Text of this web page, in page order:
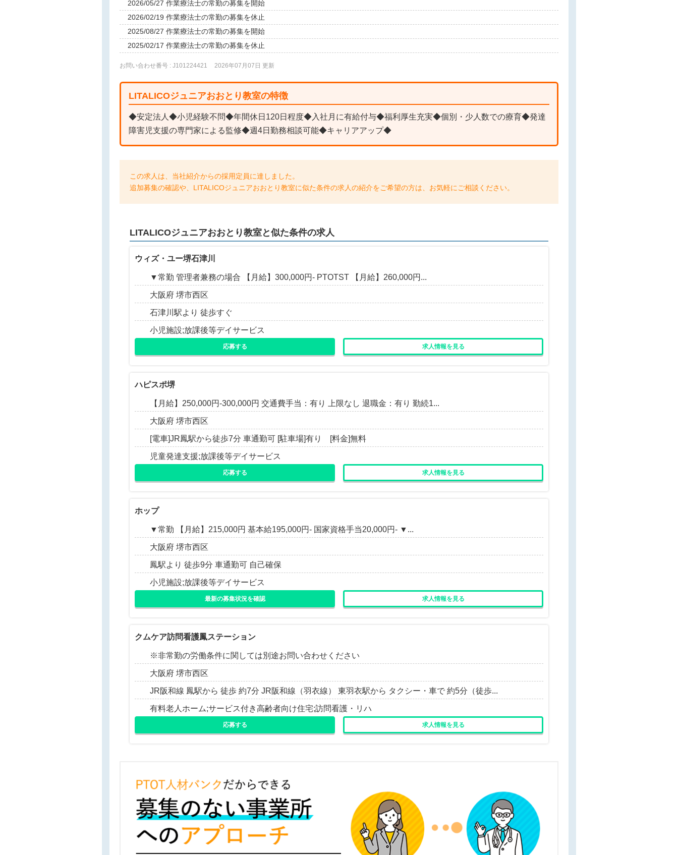
2026/05/27 作業療法士の常勤の募集を開始
2026/02/19 作業療法士の常勤の募集を休止
2025/08/27 作業療法士の常勤の募集を開始
2025/02/17 作業療法士の常勤の募集を休止
お問い合わせ番号 : J101224421 2026年07月07日 更新
LITALICOジュニアおおとり教室の特徴
◆安定法人◆小児経験不問◆年間休日120日程度◆入社月に有給付与◆福利厚生充実◆個別・少人数での療育◆発達
障害児支援の専門家による監修◆週4日勤務相談可能◆キャリアアップ◆
この求人は、当社紹介からの採用定員に達しました。
追加募集の確認や、LITALICOジュニアおおとり教室に似た条件の求人の紹介をご希望の方は、お気軽にご相談ください。
LITALICOジュニアおおとり教室と似た条件の求人
ウィズ・ユー堺石津川
▼常勤 管理者兼務の場合 【月給】300,000円- PTOTST 【月給】260,000円...
大阪府 堺市西区
石津川駅より 徒歩すぐ
小児施設;放課後等デイサービス
応募する 求人情報を見る
ハピスポ堺
【月給】250,000円-300,000円 交通費手当：有り 上限なし 退職金：有り 勤続1...
大阪府 堺市西区
[電車]JR鳳駅から徒歩7分 車通勤可 [駐車場]有り [料金]無料
児童発達支援;放課後等デイサービス
応募する 求人情報を見る
ホップ
▼常勤 【月給】215,000円 基本給195,000円- 国家資格手当20,000円- ▼...
大阪府 堺市西区
鳳駅より 徒歩9分 車通勤可 自己確保
小児施設;放課後等デイサービス
最新の募集状況を確認 求人情報を見る
クムケア訪問看護鳳ステーション
※非常勤の労働条件に関しては別途お問い合わせください
大阪府 堺市西区
JR阪和線 鳳駅から 徒歩 約7分 JR阪和線（羽衣線） 東羽衣駅から タクシー・車で 約5分（徒歩...
有料老人ホーム;サービス付き高齢者向け住宅;訪問看護・リハ
応募する 求人情報を見る